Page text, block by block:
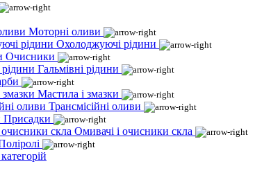
Моторні оливи
Охолоджуючі рідини
Очисники
Гальмівні рідини
Мастила і змазки
Трансмісійні оливи
Присадки
Омивачі і очисники скла